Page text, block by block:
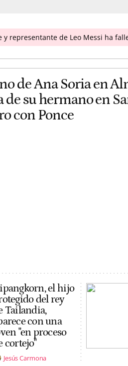
y representante de Leo Messi ha
de Ana Soria en
de su hermano en
con Ponce
el hijo
del rey
Tailandia,
con una
"en proceso
cortejo"
Jesús Carmona